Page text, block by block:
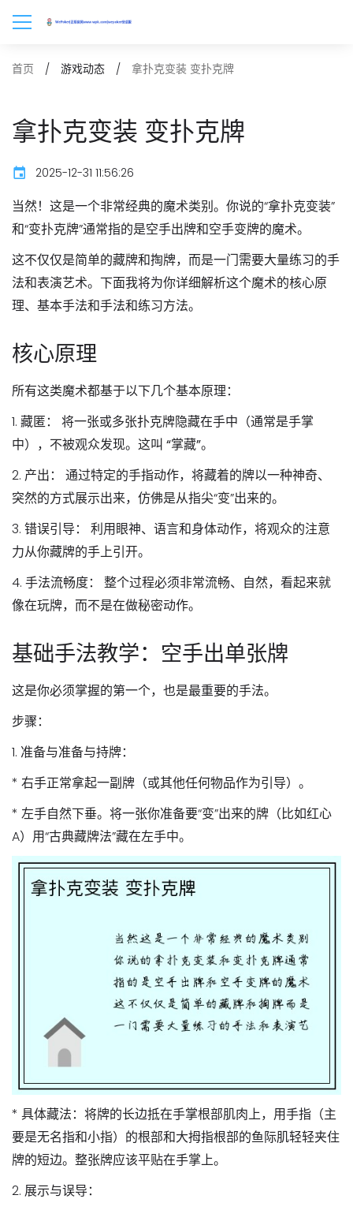
首页 游戏动态 拿扑克变装 变扑克牌
拿扑克变装 变扑克牌
2025-12-31 11:56:26
当然！这是一个非常经典的魔术类别。你说的“拿扑克变装”
和“变扑克牌”通常指的是空手出牌和空手变牌的魔术。
这不仅仅是简单的藏牌和掏牌，而是一门需要大量练习的手
法和表演艺术。下面我将为你详细解析这个魔术的核心原
理、基本手法和手法和练习方法。
核心原理
所有这类魔术都基于以下几个基本原理：
1. 藏匿：
将一张或多张扑克牌隐藏在手中（通常是手掌
中），不被观众发现。这叫 “掌藏”。
2. 产出：
通过特定的手指动作，将藏着的牌以一种神奇、
突然的方式展示出来，仿佛是从指尖“变”出来的。
3. 错误引导：
利用眼神、语言和身体动作，将观众的注意
力从你藏牌的手上引开。
4. 手法流畅度：
整个过程必须非常流畅、自然，看起来就
像在玩牌，而不是在做秘密动作。
基础手法教学：空手出单张牌
这是你必须掌握的第一个，也是最重要的手法。
步骤：
1. 准备与准备与持牌：
* 右手正常拿起一副牌（或其他任何物品作为引导）。
* 左手自然下垂。将一张你准备要“变”出来的牌（比如红心
A）用“古典藏牌法”藏在左手中。
* 具体藏法：将牌的长边抵在手掌根部肌肉上，用手指（主
要是无名指和小指）的根部和大拇指根部的鱼际肌轻轻夹住
牌的短边。整张牌应该平贴在手掌上。
2. 展示与误导：